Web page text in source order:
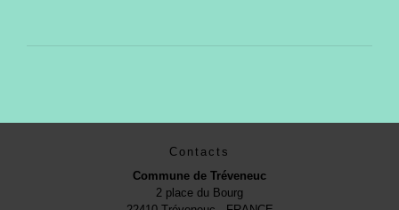
Contacts
Commune de Tréveneuc
2 place du Bourg